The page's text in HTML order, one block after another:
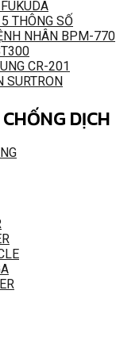
THÔNG SỐ
NHÂN BPM-770
CR-201
SURTRON
DỊCH